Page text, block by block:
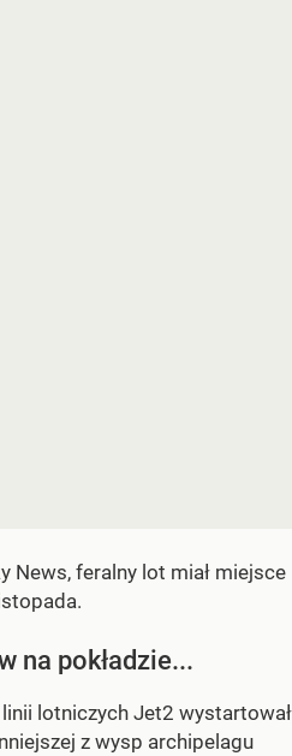
News, feralny lot miał miejsce
na pokładzie...
lotniczych Jet2 wystartował
z wysp archipelagu